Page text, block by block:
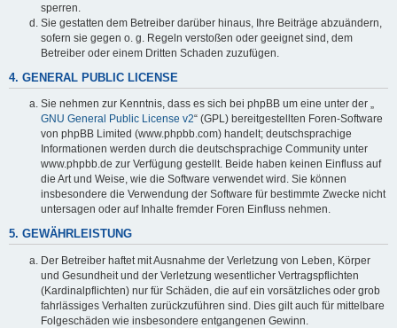
sperren.
Sie gestatten dem Betreiber darüber hinaus, Ihre Beiträge abzuändern,
sofern sie gegen o. g. Regeln verstoßen oder geeignet sind, dem
Betreiber oder einem Dritten Schaden zuzufügen.
4. GENERAL PUBLIC LICENSE
Sie nehmen zur Kenntnis, dass es sich bei phpBB um eine unter der „
GNU General Public License v2“ (GPL) bereitgestellten Foren-Software
von phpBB Limited (www.phpbb.com) handelt; deutschsprachige
Informationen werden durch die deutschsprachige Community unter
www.phpbb.de zur Verfügung gestellt. Beide haben keinen Einfluss auf
die Art und Weise, wie die Software verwendet wird. Sie können
insbesondere die Verwendung der Software für bestimmte Zwecke nicht
untersagen oder auf Inhalte fremder Foren Einfluss nehmen.
5. GEWÄHRLEISTUNG
Der Betreiber haftet mit Ausnahme der Verletzung von Leben, Körper
und Gesundheit und der Verletzung wesentlicher Vertragspflichten
(Kardinalpflichten) nur für Schäden, die auf ein vorsätzliches oder grob
fahrlässiges Verhalten zurückzuführen sind. Dies gilt auch für mittelbare
Folgeschäden wie insbesondere entgangenen Gewinn.